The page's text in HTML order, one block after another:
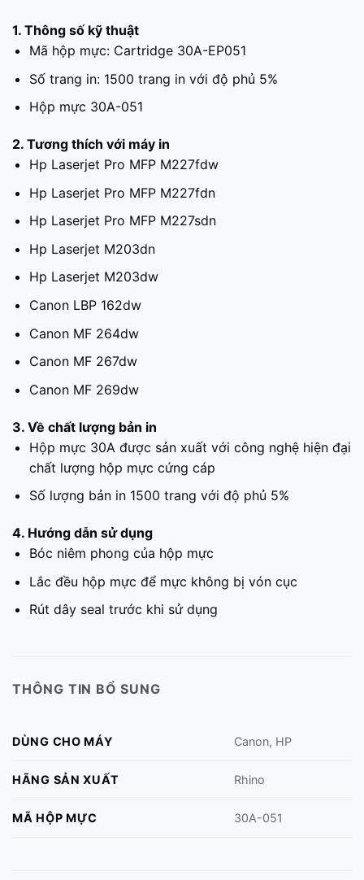
1. Thông số kỹ thuật
Mã hộp mực: Cartridge 30A-EP051
Số trang in: 1500 trang in với độ phủ 5%
Hộp mực 30A-051
2. Tương thích với máy in
Hp Laserjet Pro MFP M227fdw
Hp Laserjet Pro MFP M227fdn
Hp Laserjet Pro MFP M227sdn
Hp Laserjet M203dn
Hp Laserjet M203dw
Canon LBP 162dw
Canon MF 264dw
Canon MF 267dw
Canon MF 269dw
3. Về chất lượng bản in
Hộp mực 30A được sản xuất với công nghệ hiện đại
chất lượng hộp mực cứng cáp
Số lượng bản in 1500 trang với độ phủ 5%
4. Hướng dẫn sử dụng
Bóc niêm phong của hộp mực
Lắc đều hộp mực để mực không bị vón cục
Rút dây seal trước khi sử dụng
THÔNG TIN BỔ SUNG
DÙNG CHO MÁY Canon, HP
HÃNG SẢN XUẤT Rhino
MÃ HỘP MỰC 30A-051